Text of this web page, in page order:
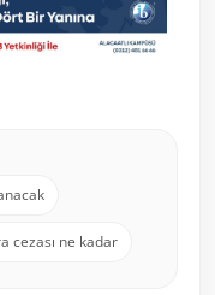
cezası ne kadar